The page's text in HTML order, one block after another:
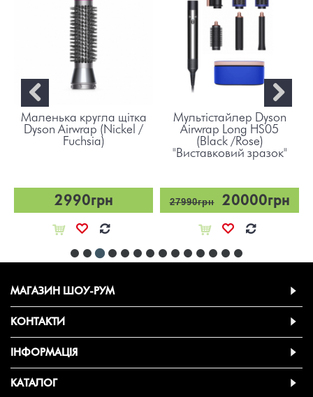
Маленька кругла щітка
Dyson Airwrap (Nickel /
Fuchsia)
2990грн
Мультістайлер Dyson
Airwrap Long HS05
(Black /Rose)
"Виставковий зразок"
27990грн 20000грн
МАГАЗИН ШОУ-РУМ
КОНТАКТИ
ІНФОРМАЦІЯ
КАТАЛОГ